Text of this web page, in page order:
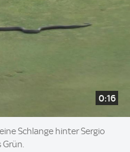
0:16
Schlange hinter Sergio
Grün.